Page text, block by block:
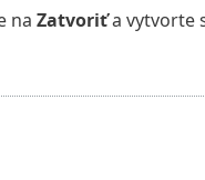
na Zatvoriťa vytvorte